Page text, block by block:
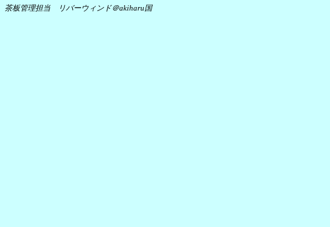
茶板管理担当 リバーウィンド＠akiharu国